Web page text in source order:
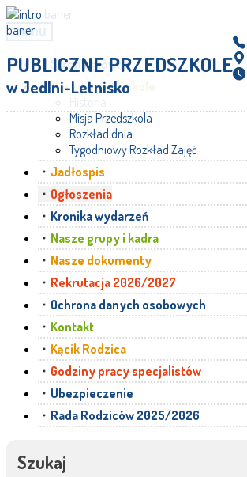
PUBLICZNE PRZEDSZKOLE
w Jedlni-Letnisko
menu
Strona główna
Nasze przedszkole
Misja Przedszkola
Rozkład dnia
Tygodniowy Rozkład Zajęć
Jadłospis
Ogłoszenia
Kronika wydarzeń
Nasze grupy i kadra
Nasze dokumenty
Rekrutacja 2026/2027
Ochrona danych osobowych
Kontakt
Kącik Rodzica
Godziny pracy specjalistów
Ubezpieczenie
Rada Rodziców 2025/2026
Szukaj